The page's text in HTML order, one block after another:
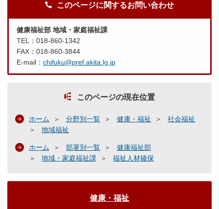
このページに関するお問い合わせ
健康福祉部 地域・家庭福祉課
TEL：018-860-1342
FAX：018-860-3844
E-mail： chifuku@pref.akita.lg.jp
このページの現在位置
ホーム 分野別一覧 健康・福祉
社会福祉
地域福祉
ホーム 部署別一覧
健康福祉部
地域・家庭福祉課
福祉人材確保
健康・福祉